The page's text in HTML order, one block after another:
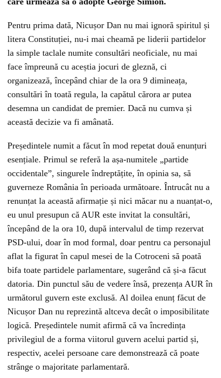
Pentru prima dată, Nicușor Dan nu mai ignoră spiritul și
litera Constituției, nu-i mai cheamă pe liderii partidelor
la simple taclale numite consultări neoficiale, nu mai
face împreună cu aceștia jocuri de gleznă, ci
organizează, începând chiar de la ora 9 dimineața,
consultări în toată regula, la capătul cărora ar putea
desemna un candidat de premier. Dacă nu cumva și
această decizie va fi amânată.
Președintele numit a făcut în mod repetat două enunțuri
esențiale. Primul se referă la așa-numitele „partide
occidentale”, singurele îndreptățite, în opinia sa, să
guverneze România în perioada următoare. Întrucât nu a
renunțat la această afirmație și nici măcar nu a nuanțat-o,
eu unul presupun că AUR este invitat la consultări,
începând de la ora 10, după intervalul de timp rezervat
PSD-ului, doar în mod formal, doar pentru ca personajul
aflat la figurat în capul mesei de la Cotroceni să poată
bifa toate partidele parlamentare, sugerând că și-a făcut
datoria. Din punctul său de vedere însă, prezența AUR în
următorul guvern este exclusă. Al doilea enunț făcut de
Nicușor Dan nu reprezintă altceva decât o imposibilitate
logică. Președintele numit afirmă că va încredința
privilegiul de a forma viitorul guvern acelui partid și,
respectiv, acelei persoane care demonstrează că poate
strânge o majoritate parlamentară.